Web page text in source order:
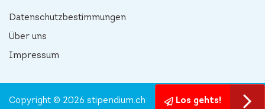
Datenschutzbestimmungen
Über uns
Impressum
Los gehts!
Copyright © 2026 stipendium.ch